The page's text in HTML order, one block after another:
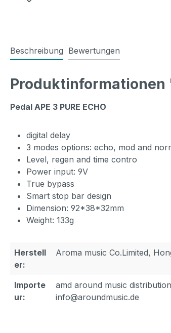
Beschreibung Bewertungen
Produktinformationen
Pedal APE 3 PURE ECHO
digital delay
3 modes options: echo, mod and
Level, regen and time contro
Power input: 9V
True bypass
Smart stop bar design
Dimension: 92*38*32mm
Weight: 133g
Herstell
er:
Aroma music Co.Limited,
Importe
ur:
amd around music
info@aroundmusic.de